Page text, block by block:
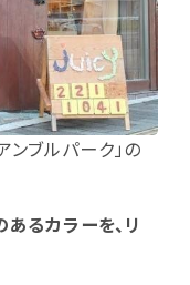
ブルパーク」の
るカラーを、リ